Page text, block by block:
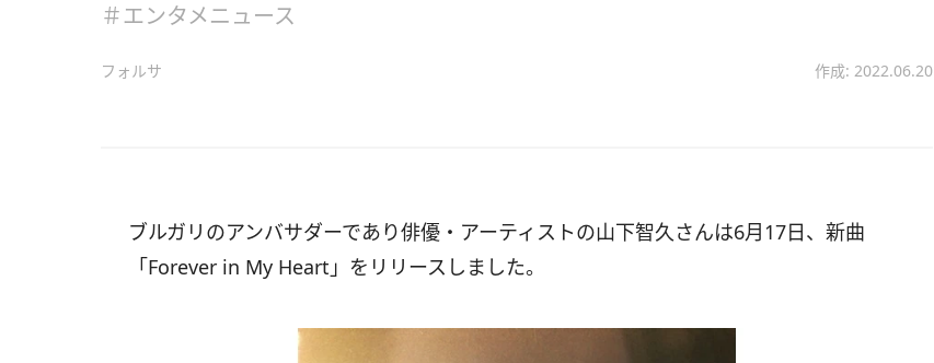
＃エンタメニュース
フォルサ 作成: 2022.06.20
ブルガリのアンバサダーであり俳優・アーティストの山下智久さんは6月17日、新曲
「Forever in My Heart」をリリースしました。